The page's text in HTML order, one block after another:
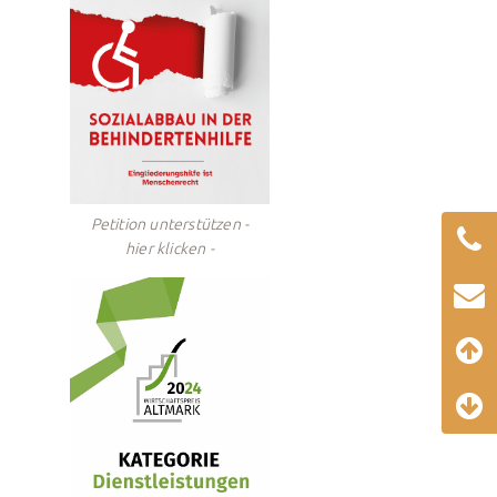
Petition unterstützen -
hier klicken -